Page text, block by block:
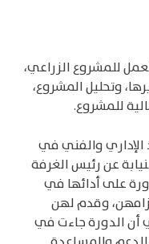
للمشروع الزراعي،
وتحليل المشروع،
للمشروع.
والفني في
عن رئيس الغرفة
على أدائها في
وقدم لهن
أن الدورة جاءت في